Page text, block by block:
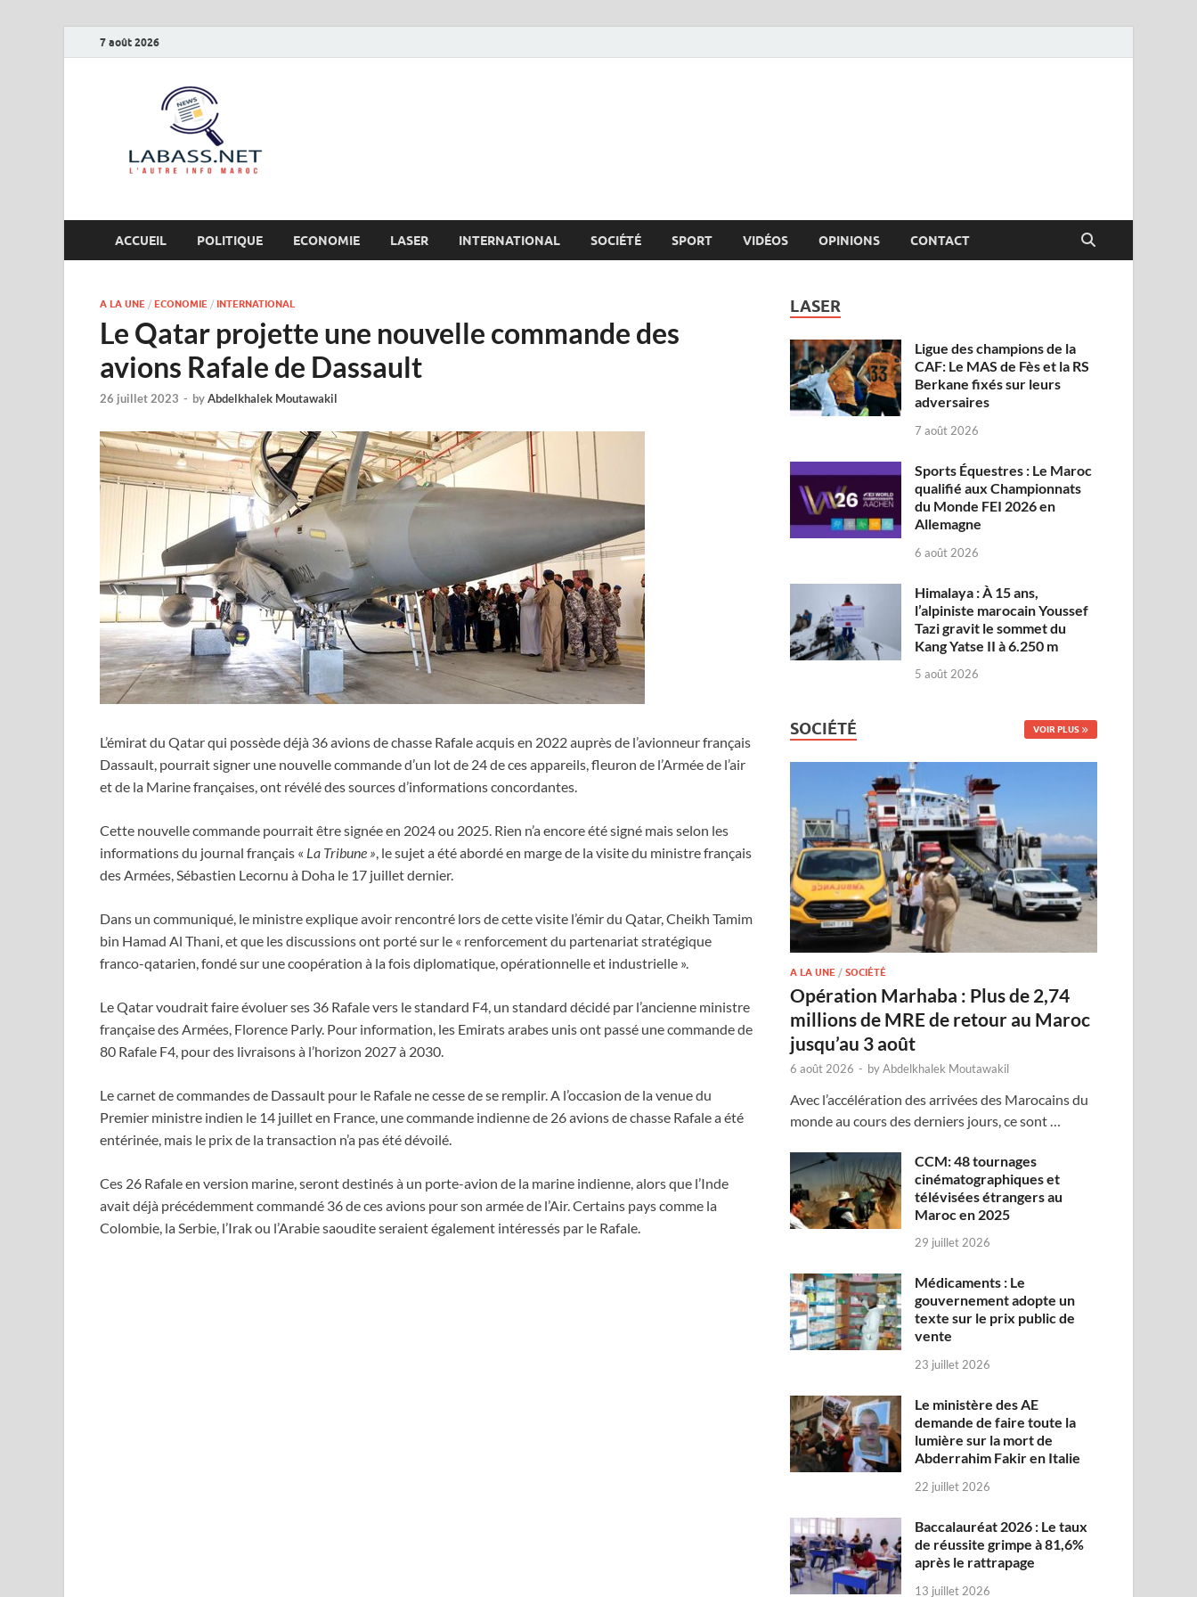
7 août 2026
ACCUEIL POLITIQUE ECONOMIE LASER INTERNATIONAL SOCIÉTÉ SPORT VIDÉOS OPINIONS CONTACT
A LA UNE / ECONOMIE / INTERNATIONAL
Le Qatar projette une nouvelle commande des
avions Rafale de Dassault
26 juillet 2023 - byAbdelkhalek Moutawakil
L’émirat du Qatar qui possède déjà 36 avions de chasse Rafale acquis en 2022 auprès de l’avionneur français
Dassault, pourrait signer une nouvelle commande d’un lot de 24 de ces appareils, fleuron de l’Armée de l’air
et de la Marine françaises, ont révélé des sources d’informations concordantes.
Cette nouvelle commande pourrait être signée en 2024 ou 2025. Rien n’a encore été signé mais selon les
informations du journal français « La Tribune », le sujet a été abordé en marge de la visite du ministre français
des Armées, Sébastien Lecornu à Doha le 17 juillet dernier.
Dans un communiqué, le ministre explique avoir rencontré lors de cette visite l’émir du Qatar, Cheikh Tamim
bin Hamad Al Thani, et que les discussions ont porté sur le « renforcement du partenariat stratégique
franco-qatarien, fondé sur une coopération à la fois diplomatique, opérationnelle et industrielle ».
Le Qatar voudrait faire évoluer ses 36 Rafale vers le standard F4, un standard décidé par l’ancienne ministre
française des Armées, Florence Parly. Pour information, les Emirats arabes unis ont passé une commande de
80 Rafale F4, pour des livraisons à l’horizon 2027 à 2030.
Le carnet de commandes de Dassault pour le Rafale ne cesse de se remplir. A l’occasion de la venue du
Premier ministre indien le 14 juillet en France, une commande indienne de 26 avions de chasse Rafale a été
entérinée, mais le prix de la transaction n’a pas été dévoilé.
Ces 26 Rafale en version marine, seront destinés à un porte-avion de la marine indienne, alors que l’Inde
avait déjà précédemment commandé 36 de ces avions pour son armée de l’Air. Certains pays comme la
Colombie, la Serbie, l’Irak ou l’Arabie saoudite seraient également intéressés par le Rafale.
LASER
Ligue des champions de la
CAF: Le MAS de Fès et la RS
Berkane fixés sur leurs
adversaires
7 août 2026
Sports Équestres : Le Maroc
qualifié aux Championnats
du Monde FEI 2026 en
Allemagne
6 août 2026
Himalaya : À 15 ans,
l’alpiniste marocain Youssef
Tazi gravit le sommet du
Kang Yatse II à 6.250 m
5 août 2026
SOCIÉTÉ VOIR PLUS
A LA UNE /SOCIÉTÉ
Opération Marhaba : Plus de 2,74
millions de MRE de retour au Maroc
jusqu’au 3 août
6 août 2026 - byAbdelkhalek Moutawakil
Avec l’accélération des arrivées des Marocains du
monde au cours des derniers jours, ce sont …
CCM: 48 tournages
cinématographiques et
télévisées étrangers au
Maroc en 2025
29 juillet 2026
Médicaments : Le
gouvernement adopte un
texte sur le prix public de
vente
23 juillet 2026
Le ministère des AE
demande de faire toute la
lumière sur la mort de
Abderrahim Fakir en Italie
22 juillet 2026
Baccalauréat 2026 : Le taux
de réussite grimpe à 81,6%
après le rattrapage
13 juillet 2026